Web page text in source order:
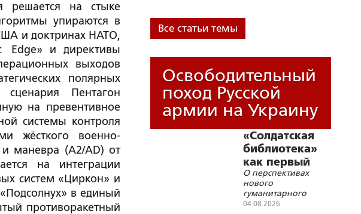
решается на стыке
упираются в
и доктринах НАТО,
Edge» и директивы
выходов
полярных
Пентагон
на превентивное
системы контроля
жёсткого военно-
и маневра (A2/AD) от
на интеграции
систем «Циркон» и
в единый
противоракетный
Гоголя
Все статьи темы
Освободительный
поход Русской
армии на Украину
«Солдатская
библиотека»
как первый
помощник
реабилитолога
О перспективах
нового
гуманитарного
проекта
04.08.2026